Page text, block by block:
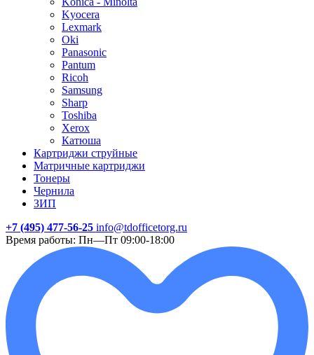
Kyocera
Lexmark
Oki
Panasonic
Pantum
Ricoh
Samsung
Sharp
Toshiba
Xerox
Катюша
Картриджи струйные
Матричные картриджи
Тонеры
Чернила
ЗИП
+7 (495) 477-56-25 info@tdofficetorg.ru
Время работы: Пн—Пт 09:00-18:00